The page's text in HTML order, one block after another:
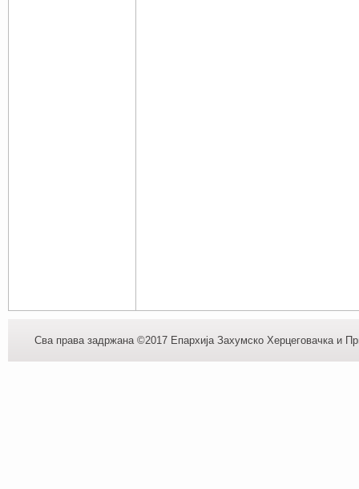
Сва права задржана ©2017 Епархија Захумско Херцеговачка и